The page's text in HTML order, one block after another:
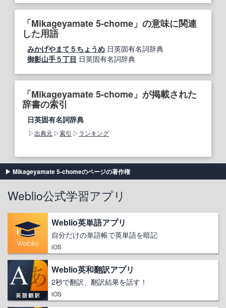
「Mikageyamate 5-chome」の意味に関連
した用語
みかげやまて５ちょうめ 日英固有名詞辞典
御影山手５丁目 日英固有名詞辞典
「Mikageyamate 5-chome」が掲載された
辞書の索引
日英固有名詞辞典
出典元 索引 ランキング
Mikageyamate 5-chomeのページの著作権
Weblio公式学習アプリ
Weblio英単語アプリ
自分だけの単語帳で英単語を暗記
iOS
Weblio英和翻訳アプリ
2秒で翻訳、翻訳結果を話す！
iOS